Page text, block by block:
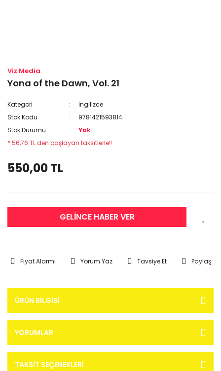
Viz Media
Yona of the Dawn, Vol. 21
Kategori
İngilizce
Stok Kodu
9781421593814
Stok Durumu
Yok
* 56,76 TL den başlayan taksitlerle!!
550,00 TL
GELİNCE HABER VER
Fiyat Alarmı Yorum Yaz Tavsiye Et Paylaş
ÜRÜN BILGISI
YORUMLAR
TAKSIT SEÇENEKLERI